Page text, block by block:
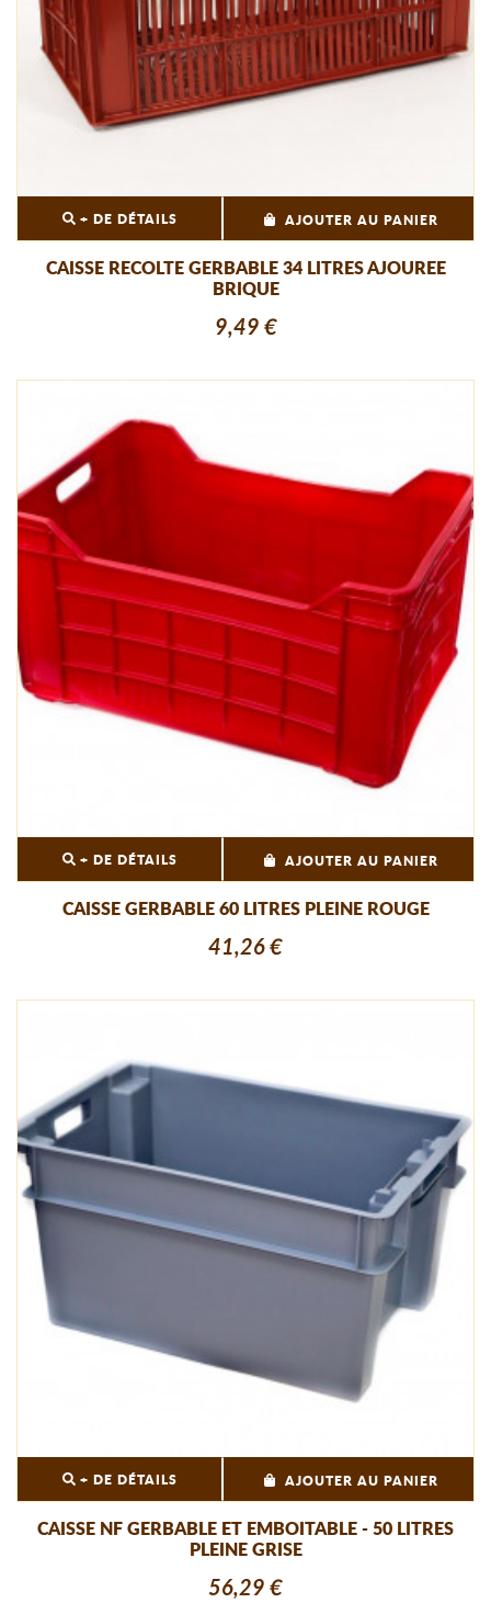
+ DE DÉTAILS AJOUTER AU PANIER
CAISSE RECOLTE GERBABLE 34 LITRES AJOUREE
BRIQUE
9,49 €
+ DE DÉTAILS AJOUTER AU PANIER
CAISSE GERBABLE 60 LITRES PLEINE ROUGE
41,26 €
+ DE DÉTAILS AJOUTER AU PANIER
CAISSE NF GERBABLE ET EMBOITABLE - 50 LITRES
PLEINE GRISE
56,29 €